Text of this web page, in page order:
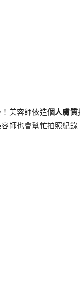
美容師依造個人膚質
師也會幫忙拍照紀